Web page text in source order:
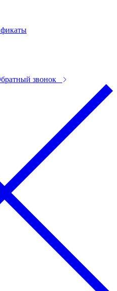
звонок